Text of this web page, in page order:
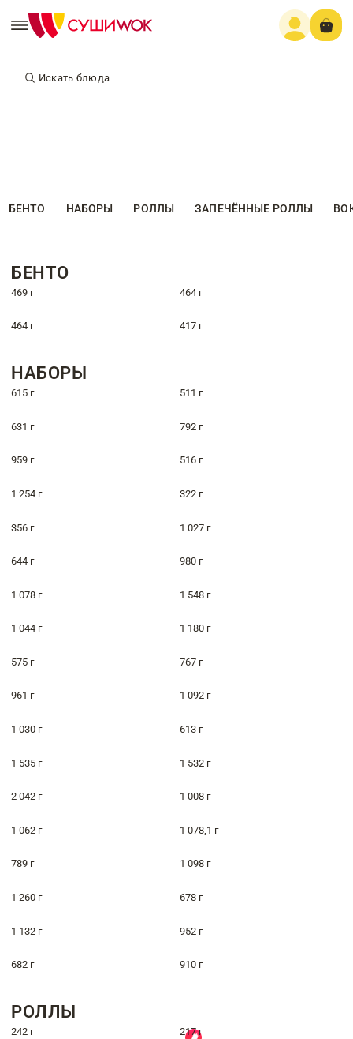
Искать блюда
БЕНТО НАБОРЫ РОЛЛЫ ЗАПЕЧЁННЫЕ РОЛЛЫ
БЕНТО
469 г 464 г
464 г 417 г
НАБОРЫ
615 г 511 г
631 г 792 г
959 г 516 г
1 254 г 322 г
356 г 1 027 г
644 г 980 г
1 078 г 1 548 г
1 044 г 1 180 г
575 г 767 г
961 г 1 092 г
1 030 г 613 г
1 535 г 1 532 г
2 042 г 1 008 г
1 062 г 1 078,1 г
789 г 1 098 г
1 260 г 678 г
1 132 г 952 г
682 г 910 г
РОЛЛЫ
242 г 217 г